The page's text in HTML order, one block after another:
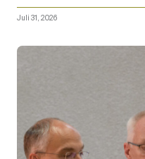
Juli 31, 2026